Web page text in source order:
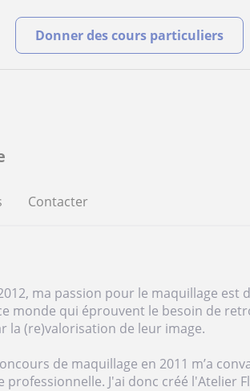
Donner des cours particuliers
Contacter
ma passion pour le maquillage est
monde qui éprouvent le besoin de
la (re)valorisation de leur image.
de maquillage en 2011 m’a
professionnelle. J'ai donc créé l'Atelier